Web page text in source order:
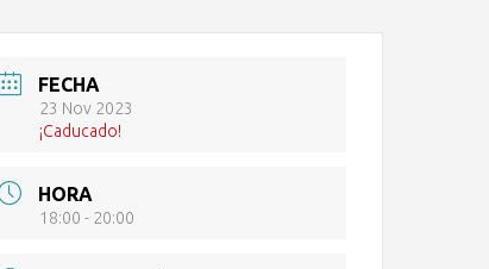
FECHA
23 Nov 2023
¡Caducado!
HORA
18:00 - 20:00